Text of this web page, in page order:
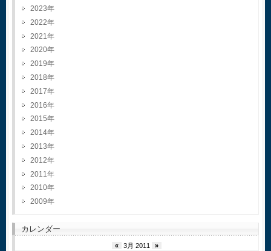
2023
2022
2021
2020
2019
2018
2017
2016
2015
2014
2013
2012
2011
2010
2009
カレンダー
« 3月 2011
»